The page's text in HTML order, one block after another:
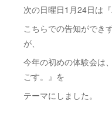
次の日曜日1月24日は
こちらでの告知ができ
が、
今年の初めの体験会は
ごす。』を
テーマにしました。